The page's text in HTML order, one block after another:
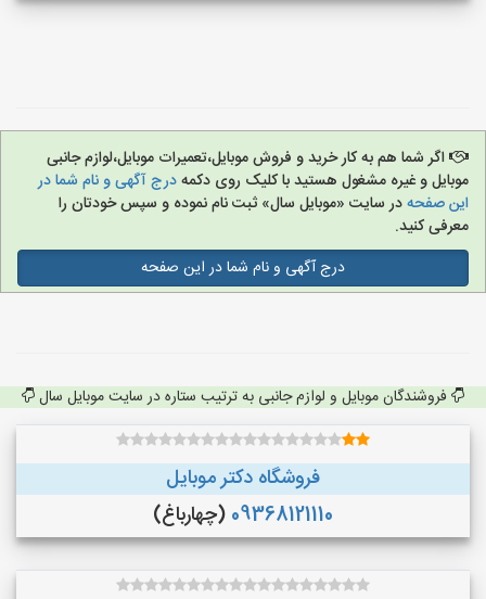
اگر شما هم به کار خرید و فروش موبایل،تعمیرات موبایل،لوازم جانبی
موبایل و غیره مشغول هستید با کلیک روی دکمهدرج آگهی و نام شما در
این صفحهدر سایت «موبایل سال» ثبت نام نموده و سپس خودتان را
معرفی کنید.
درج آگهی و نام شما در این صفحه
فروشندگان موبایل و لوازم جانبی به ترتیب ستاره در سایت موبایل سال
فروشگاه دکتر موبایل
09368121110 (چهارباغ)